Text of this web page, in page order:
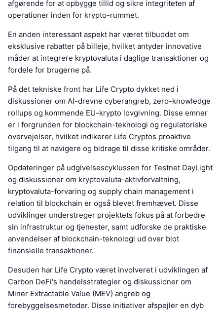
afgørende for at opbygge tillid og sikre integriteten af
operationer inden for krypto-rummet.
En anden interessant aspekt har været tilbuddet om
eksklusive rabatter på billeje, hvilket antyder innovative
måder at integrere kryptovaluta i daglige transaktioner og
fordele for brugerne på.
På det tekniske front har Life Crypto dykket ned i
diskussioner om AI-drevne cyberangreb, zero-knowledge
rollups og kommende EU-krypto lovgivning. Disse emner
er i forgrunden for blockchain-teknologi og regulatoriske
overvejelser, hvilket indikerer Life Cryptos proaktive
tilgang til at navigere og bidrage til disse kritiske områder.
Opdateringer på udgivelsescyklussen for Testnet DayLight
og diskussioner om kryptovaluta-aktivforvaltning,
kryptovaluta-forvaring og supply chain management i
relation til blockchain er også blevet fremhævet. Disse
udviklinger understreger projektets fokus på at forbedre
sin infrastruktur og tjenester, samt udforske de praktiske
anvendelser af blockchain-teknologi ud over blot
finansielle transaktioner.
Desuden har Life Crypto været involveret i udviklingen af
Carbon DeFi's handelsstrategier og diskussioner om
Miner Extractable Value (MEV) angreb og
forebyggelsesmetoder. Disse initiativer afspejler en dyb